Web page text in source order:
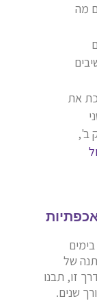
מה
את
ב',
של
זו, תבנו
שנים.